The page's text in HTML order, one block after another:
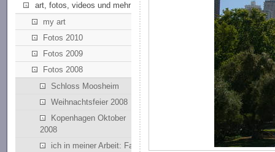
art, fotos, videos und mehr
my art
Fotos 2010
Fotos 2009
Fotos 2008
Schloss Moosheim
Weihnachtsfeier 2008
Kopenhagen Oktober
2008
ich in meiner Arbeit: Fast